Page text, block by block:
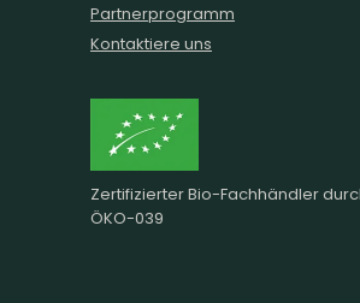
Partnerprogramm
Kontaktiere uns
Zertifizierter Bio-Fachhändler
ÖKO-039